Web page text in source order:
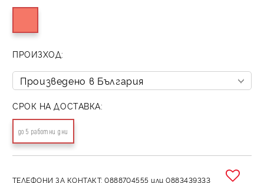
ПРОИЗХОД:
СРОК НА ДОСТАВКА:
до 5 работни дни
ТЕЛЕФОНИ ЗА КОНТАКТ: 0888704555 или 0883439333